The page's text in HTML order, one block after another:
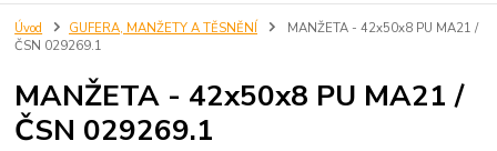
Úvod GUFERA, MANŽETY A TĚSNĚNÍ
MANŽETA - 42x50x8 PU MA21 /
ČSN 029269.1
MANŽETA - 42x50x8 PU MA21 /
ČSN 029269.1